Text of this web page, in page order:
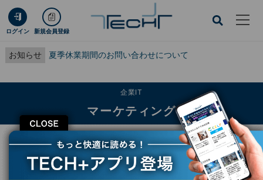
ログイン 新規会員登録
お知らせ 夏季休業期間のお問い合わせについて
CLOSE
企業IT
マーケティング
TECH+ 企業IT
マーケティング
脱炭素で次世代によりよい世界を - 気候テック「アスエネ」の挑戦